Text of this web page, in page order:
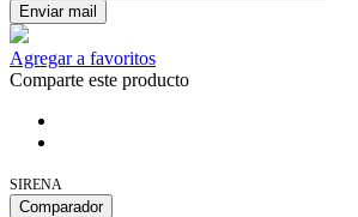
Enviar mail
Agregar a favoritos
Comparte este producto
SIRENA
Comparador